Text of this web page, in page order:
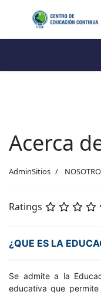
Acerca
AdminSitios
Ratings
¿QUE ES LA
Se admite a la
educativa que